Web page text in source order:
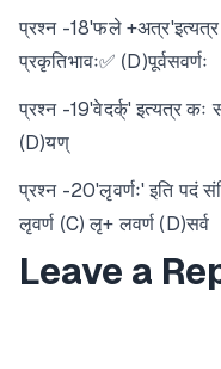
प्रश्न -18'फले +अत्र'इत्यत्र
प्रकृतिभावः✅ (D)पूर्वसवर्णः
प्रश्न -19'वेदर्क्' इत्यत्र कः
(D)यण्
प्रश्न -20'लृवर्णः' इति पदं
लृवर्ण (C) लृ+ लवर्ण (D)सर्व
Leave a